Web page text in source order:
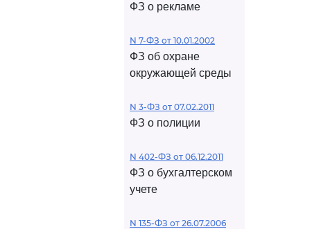
ФЗ о рекламе
N 7-ФЗ от 10.01.2002
ФЗ об охране
окружающей среды
N 3-ФЗ от 07.02.2011
ФЗ о полиции
N 402-ФЗ от 06.12.2011
ФЗ о бухгалтерском
учете
N 135-ФЗ от 26.07.2006